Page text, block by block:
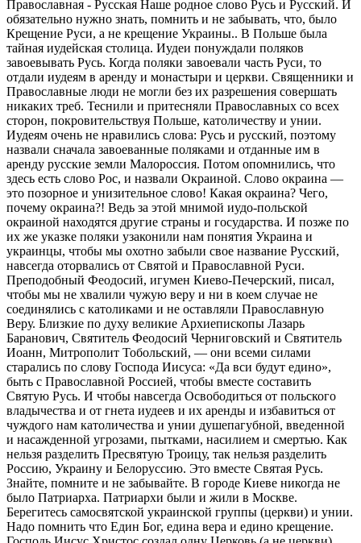
Православная - Русская Наше родное слово Русь и Русский. И
обязательно нужно знать, помнить и не забывать, что, было
Крещение Руси, а не крещение Украины.. В Польше была
тайная иудейская столица. Иудеи понуждали поляков
завоевывать Русь. Когда поляки завоевали часть Руси, то
отдали иудеям в аренду и монастыри и церкви. Священники и
Православные люди не могли без их разрешения совершать
никаких треб. Теснили и притесняли Православных со всех
сторон, покровительствуя Польше, католичеству и унии.
Иудеям очень не нравились слова: Русь и русский, поэтому
назвали сначала завоеванные поляками и отданные им в
аренду русские земли Малороссия. Потом опомнились, что
здесь есть слово Рос, и назвали Окраиной. Слово окраина —
это позорное и унизительное слово! Какая окраина? Чего,
почему окраина?! Ведь за этой мнимой иудо-польской
окраиной находятся другие страны и государства. И позже по
их же указке поляки узаконили нам понятия Украина и
украинцы, чтобы мы охотно забыли свое название Русский,
навсегда оторвались от Святой и Православной Руси.
Преподобный Феодосий, игумен Киево-Печерский, писал,
чтобы мы не хвалили чужую веру и ни в коем случае не
соединялись с католиками и не оставляли Православную
Веру. Близкие по духу великие Архиепископы Лазарь
Баранович, Святитель Феодосий Черниговский и Святитель
Иоанн, Митрополит Тобольский, — они всеми силами
старались по слову Господа Иисуса: «Да вси будут едино»,
быть с Православной Россией, чтобы вместе составить
Святую Русь. И чтобы навсегда Освободиться от польского
владычества и от гнета иудеев и их аренды и избавиться от
чуждого нам католичества и унии душепагубной, введенной
и насажденной угрозами, пытками, насилием и смертью. Как
нельзя разделить Пресвятую Троицу, так нельзя разделить
Россию, Украину и Белоруссию. Это вместе Святая Русь.
Знайте, помните и не забывайте. В городе Киеве никогда не
было Патриарха. Патриархи были и жили в Москве.
Берегитесь самосвятской украинской группы (церкви) и унии.
Надо помнить что Един Бог, едина вера и едино крещение.